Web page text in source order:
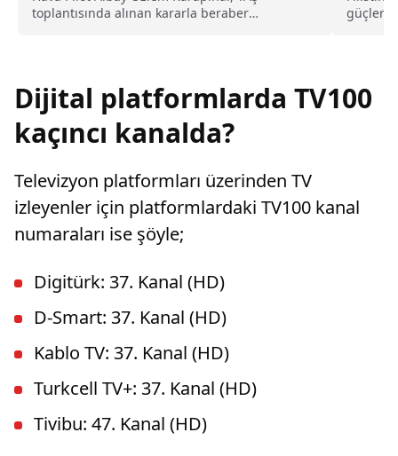
toplantısında alınan kararla beraber
güçleri,
Dijital platformlarda TV100
kaçıncı kanalda?
Televizyon platformları üzerinden TV
izleyenler için platformlardaki TV100 kanal
numaraları ise şöyle;
Digitürk: 37. Kanal (HD)
D-Smart: 37. Kanal (HD)
Kablo TV: 37. Kanal (HD)
Turkcell TV+: 37. Kanal (HD)
Tivibu: 47. Kanal (HD)